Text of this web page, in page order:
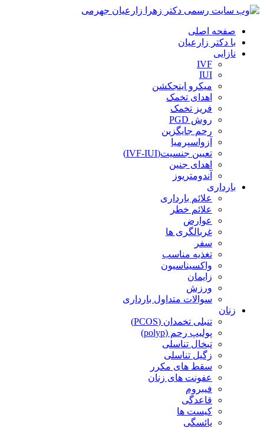
صفحه اصلی
با دکتر زارعیان
نازایی
IVF
IUI
میکرو اینجکشن
اهدای تخمک
فریز تخمک
روش PGD
رحم جایگزین
آزواسپرمیا
تعیین جنسیت(IVF-IUI)
اهدای جنین
آندومتریوز
بارداری
علائم بارداری
علائم خطر
عوارض
غربالگری ها
سفر
تغذیه مناسب
واکسیناسیون
زایمان
ورزش
سوالات متداول بارداری
زنان
تنبلی تخمدان (PCOS)
پولیپ رحم (polyp)
تبخال تناسلی
زگیل تناسلی
سقط های مکرر
عفونت های زنان
فیبروم
قاعدگی
کیست ها
یائسگی